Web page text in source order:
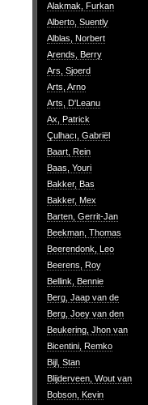
Alakmak, Furkan
Alberto, Suently
Alblas, Norbert
Arends, Berry
Ars, Sjoerd
Arts, Arno
Arts, D'Leanu
Ax, Patrick
Çulhacı, Gabriël
Baart, Rein
Baas, Youri
Bakker, Bas
Bakker, Mex
Barten, Gerrit-Jan
Beekman, Thomas
Beerendonk, Leo
Beerens, Roy
Bellink, Bennie
Berg, Jaap van de
Berg, Joey van den
Beukering, Jhon van
Bicentini, Remko
Bijl, Stan
Blijderveen, Wout van
Bobson, Kevin